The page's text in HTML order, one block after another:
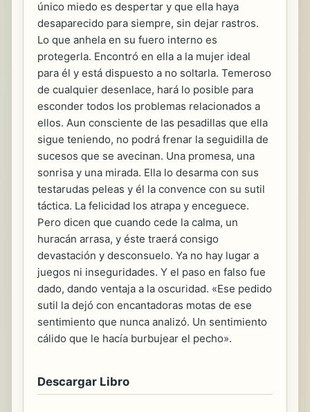
único miedo es despertar y que ella haya
desaparecido para siempre, sin dejar rastros.
Lo que anhela en su fuero interno es
protegerla. Encontró en ella a la mujer ideal
para él y está dispuesto a no soltarla. Temeroso
de cualquier desenlace, hará lo posible para
esconder todos los problemas relacionados a
ellos. Aun consciente de las pesadillas que ella
sigue teniendo, no podrá frenar la seguidilla de
sucesos que se avecinan. Una promesa, una
sonrisa y una mirada. Ella lo desarma con sus
testarudas peleas y él la convence con su sutil
táctica. La felicidad los atrapa y enceguece.
Pero dicen que cuando cede la calma, un
huracán arrasa, y éste traerá consigo
devastación y desconsuelo. Ya no hay lugar a
juegos ni inseguridades. Y el paso en falso fue
dado, dando ventaja a la oscuridad. «Ese pedido
sutil la dejó con encantadoras motas de ese
sentimiento que nunca analizó. Un sentimiento
cálido que le hacía burbujear el pecho».
Descargar Libro